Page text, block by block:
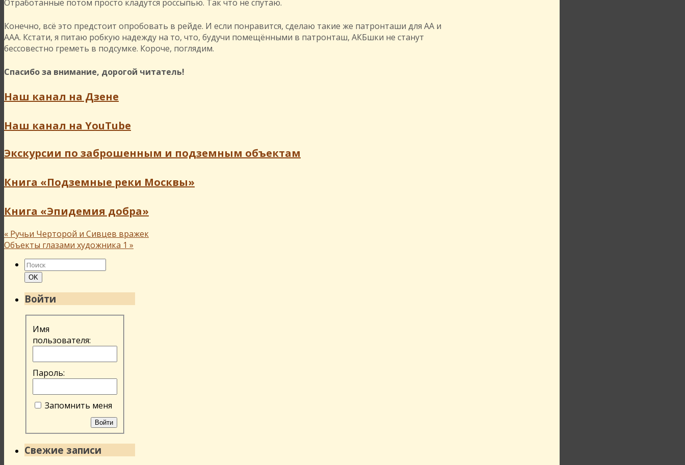
Отработанные потом просто кладутся россыпью. Так что не спутаю.
Конечно, всё это предстоит опробовать в рейде. И если понравится, сделаю такие же патронташи для АА и
ААА. Кстати, я питаю робкую надежду на то, что, будучи помещёнными в патронташ, АКБшки не станут
бессовестно греметь в подсумке. Короче, поглядим.
Спасибо за внимание, дорогой читатель!
Наш канал на Дзене
Наш канал на YouTube
Экскурсии по заброшенным и подземным объектам
Книга «Подземные реки Москвы»
Книга «Эпидемия добра»
« Ручьи Черторой и Сивцев вражек
Объекты глазами художника 1 »
Найти:
Поиск
OK
Войти
Имя
пользователя:
Пароль:
Запомнить меня
Войти
Свежие записи